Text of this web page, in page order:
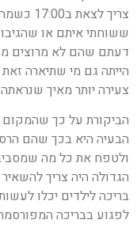
ששוחתי איתם או
דעתם שהם לא מרוצים
הייתה גם מי שתיארה
צעירה יותר מאיך שנראתה לפני
הביקורת על כך
הבעיה היא בכך שהם
ולטפח את כל מה
הגדולה היה צריך
בריכה לילדים יכלו
לפגוע בבריכה